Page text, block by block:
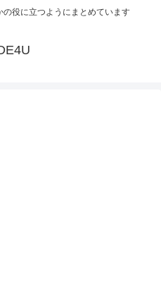
役に立つようにまとめています